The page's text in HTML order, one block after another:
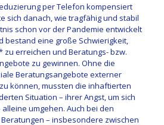
per Telefon kompensiert
sich danach, wie tragfähig und stabil
schon vor der Pandemie entwickelt
bestand eine große Schwierigkeit,
erreichen und Beratungs- bzw.
zu gewinnen. Ohne die
Beratungsangebote externer
können, mussten die inhaftierten
Situation – ihrer Angst, um sich
umgehen. Auch bei den
– insbesondere zwischen